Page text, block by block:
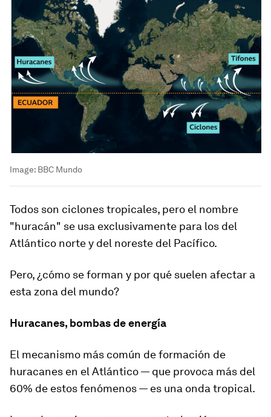
Image: BBC Mundo
Todos son ciclones tropicales, pero el nombre
"huracán" se usa exclusivamente para los del
Atlántico norte y del noreste del Pacífico.
Pero, ¿cómo se forman y por qué suelen afectar a
esta zona del mundo?
Huracanes, bombas de energía
El mecanismo más común de formación de
huracanes en el Atlántico — que provoca más del
60% de estos fenómenos — es una onda tropical.